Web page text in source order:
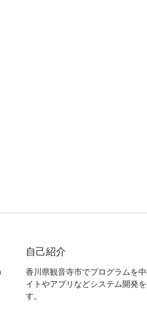
自己紹介
香川県観音寺市でプログラムを
イトやアプリなどシステム開発
す。